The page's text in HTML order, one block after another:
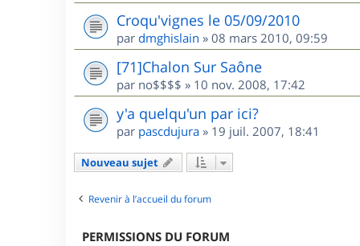
Croqu'vignes le 05/09/2010
par dmghislain » 08 mars 2010, 09:59
[71]Chalon Sur Saône
par no$$$$ » 10 nov. 2008, 17:42
y'a quelqu'un par ici?
par pascdujura » 19 juil. 2007, 18:41
Nouveau sujet
Revenir à l’accueil du forum
PERMISSIONS DU FORUM